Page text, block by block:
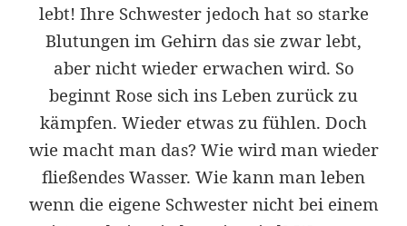
lebt! Ihre Schwester jedoch hat so starke
Blutungen im Gehirn das sie zwar lebt,
aber nicht wieder erwachen wird. So
beginnt Rose sich ins Leben zurück zu
kämpfen. Wieder etwas zu fühlen. Doch
wie macht man das? Wie wird man wieder
fließendes Wasser. Wie kann man leben
wenn die eigene Schwester nicht bei einem